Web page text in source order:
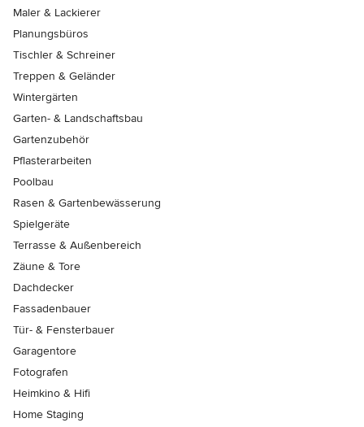
Maler & Lackierer
Planungsbüros
Tischler & Schreiner
Treppen & Geländer
Wintergärten
Garten- & Landschaftsbau
Gartenzubehör
Pflasterarbeiten
Poolbau
Rasen & Gartenbewässerung
Spielgeräte
Terrasse & Außenbereich
Zäune & Tore
Dachdecker
Fassadenbauer
Tür- & Fensterbauer
Garagentore
Fotografen
Heimkino & Hifi
Home Staging